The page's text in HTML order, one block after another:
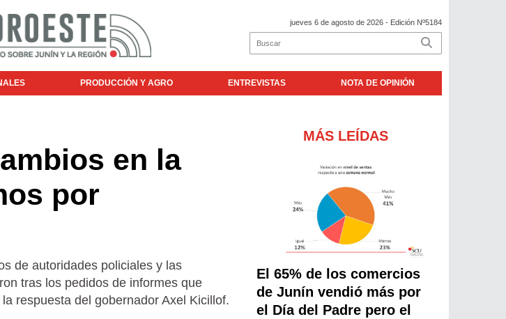
jueves 6 de agosto de 2026 - Edición Nº5184
PRODUCCIÓN Y AGRO ENTREVISTAS NOTA DE OPINIÓN
en la
por
de autoridades policiales y las
tras los pedidos de informes que
respuesta del gobernador Axel Kicillof.
MÁS LEÍDAS
El 65% de los comercios
de Junín vendió más por
el Día del Padre pero el